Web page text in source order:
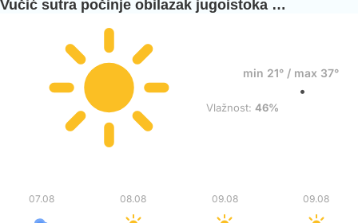
Vučić sutra počinje obilazak jugoistoka …
min 21° / max 37°
•
Vlažnost:46%
07.08 08.08 09.08 09.08